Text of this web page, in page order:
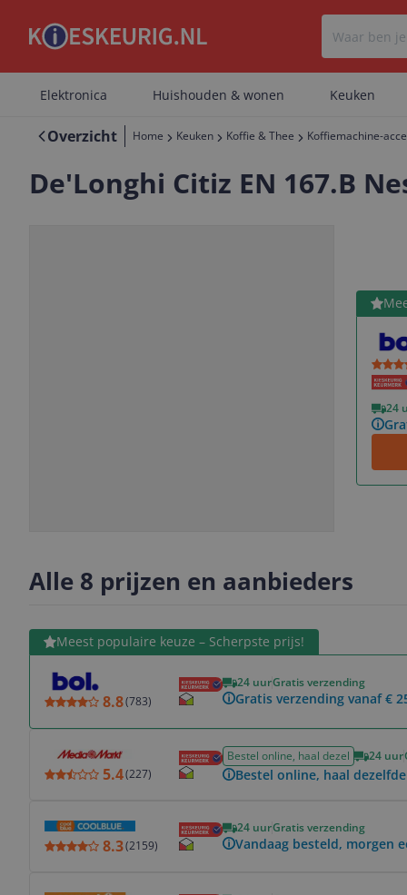
Elektronica Huishouden & wonen Keuken
Overzicht Home Keuken Koffie & Thee Koffiemachine-
De'Longhi Citiz EN 167.B
24
Bekijk
Alle 8 prijzen en aanbieders
Meest populaire keuze – Scherpste prijs!
8.8(783)
24 uurGratis verzending
Gratis verzending vanaf €
Bekijk product
5.4(227)
Bestel online, haal dezel 24 uur
Bestel online, haal
8.3(2159)
24 uurGratis verzending
Vandaag besteld, morgen